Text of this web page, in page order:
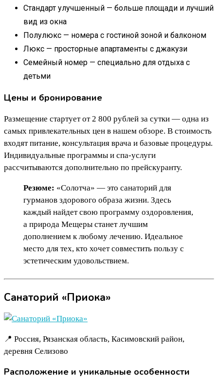
Стандарт улучшенный — больше площади и лучший
вид из окна
Полулюкс — номера с гостиной зоной и балконом
Люкс — просторные апартаменты с джакузи
Семейный номер — специально для отдыха с
детьми
Цены и бронирование
Размещение стартует от 2 800 рублей за сутки — одна из
самых привлекательных цен в нашем обзоре. В стоимость
входят питание, консультация врача и базовые процедуры.
Индивидуальные программы и спа-услуги
рассчитываются дополнительно по прейскуранту.
Резюме: «Солотча» — это санаторий для
гурманов здорового образа жизни. Здесь
каждый найдет свою программу оздоровления,
а природа Мещеры станет лучшим
дополнением к любому лечению. Идеальное
место для тех, кто хочет совместить пользу с
эстетическим удовольствием.
Санаторий «Приока»
📍 Россия, Рязанская область, Касимовский район,
деревня Селизово
Расположение и уникальные особенности